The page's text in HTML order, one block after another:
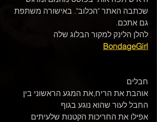
שכתבה האתר "הכלוב". באישורה משתפת
גם אתכם.
להלן הלינק למקור הבלוג שלה
BondageGirl
חבלים
אוהבת את הריח,את המגע הראשוני בין
החבל לעור שהוא נוגע בגוף
אפילו את החריכות הקטנות שלעיתים